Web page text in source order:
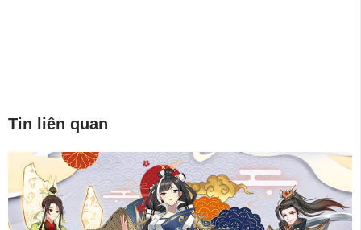
Tin liên quan